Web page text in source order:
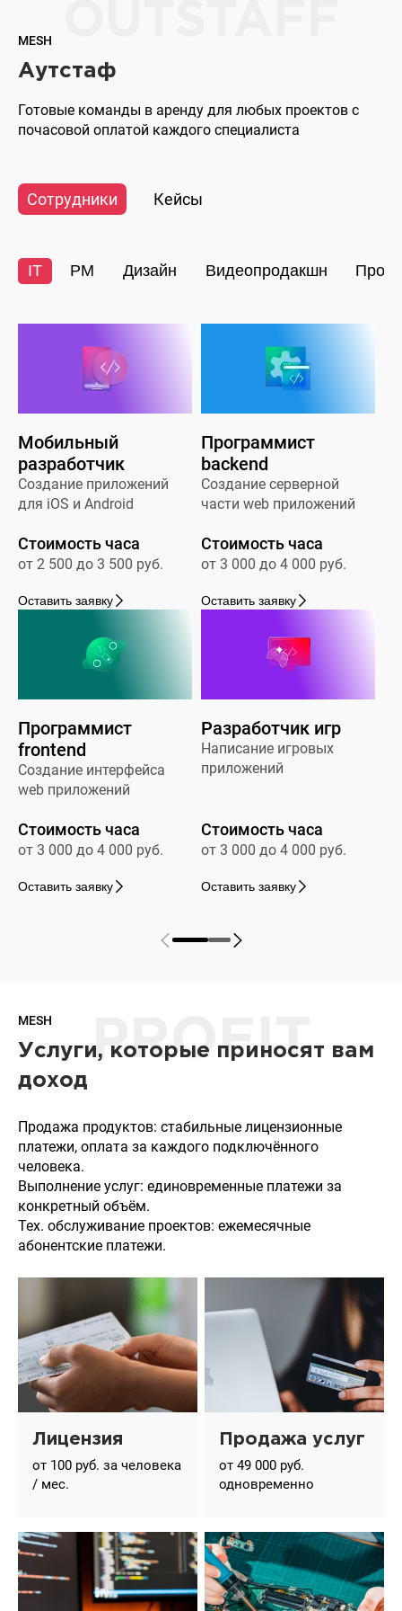
MESH
Аутстаф
Готовые команды в аренду для любых проектов с
почасовой оплатой каждого специалиста
Сотрудники Кейсы
IT PM Дизайн Видеопродакшн
Мобильный
разработчик
Создание приложений
для iOS и Android
Стоимость часа
от 2 500 до 3 500 руб.
Оставить заявку
Программист
backend
Создание серверной
части web приложений
Стоимость часа
от 3 000 до 4 000 руб.
Оставить заявку
Программист
frontend
Создание интерфейса
web приложений
Стоимость часа
от 3 000 до 4 000 руб.
Оставить заявку
Разработчик игр
Написание игровых
приложений
Стоимость часа
от 3 000 до 4 000 руб.
Оставить заявку
PROFIT
MESH
Услуги, которые приносят вам
доход
Продажа продуктов: стабильные лицензионные
платежи, оплата за каждого подключённого
человека.
Выполнение услуг: единовременные платежи за
конкретный объём.
Тех. обслуживание проектов: ежемесячные
абонентские платежи.
Лицензия
от 100 руб. за человека
/ мес.
Продажа услуг
от 49 000 руб.
одновременно